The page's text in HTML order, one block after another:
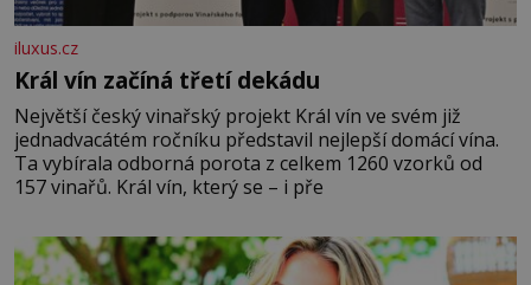
iluxus.cz
Král vín začíná třetí dekádu
Největší český vinařský projekt Král vín ve svém již
jednadvacátém ročníku představil nejlepší domácí vína.
Ta vybírala odborná porota z celkem 1260 vzorků od
157 vinařů. Král vín, který se – i pře